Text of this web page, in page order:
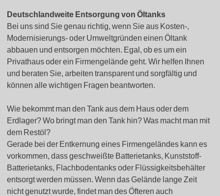
Deutschlandweite Entsorgung von Öltanks
Bei uns sind Sie genau richtig, wenn Sie aus Kosten-,
Modernisierungs- oder Umweltgründen einen Öltank
abbauen und entsorgen möchten. Egal, ob es um ein
Privathaus oder ein Firmengelände geht. Wir helfen Ihnen
und beraten Sie, arbeiten transparent und sorgfältig und
können alle wichtigen Fragen beantworten.
Wie bekommt man den Tank aus dem Haus oder dem
Erdlager? Wo bringt man den Tank hin? Was macht man mit
dem Restöl?
Gerade bei der Entkernung eines Firmengeländes kann es
vorkommen, dass geschweißte Batterietanks, Kunststoff-
Batterietanks, Flachbodentanks oder Flüssigkeitsbehälter
entsorgt werden müssen. Wenn das Gelände lange Zeit
nicht genutzt wurde, findet man des Öfteren auch